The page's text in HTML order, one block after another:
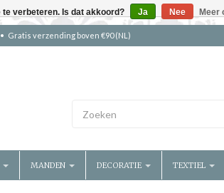
Gratis verzending boven €90 (NL)
MANDEN DECORATIE TEXTIEL
verbeteren. Is dat akkoord? Ja Nee Meer